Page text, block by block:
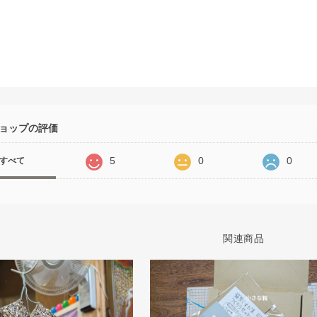
ップの評価
べて 5 0 0
関連商品